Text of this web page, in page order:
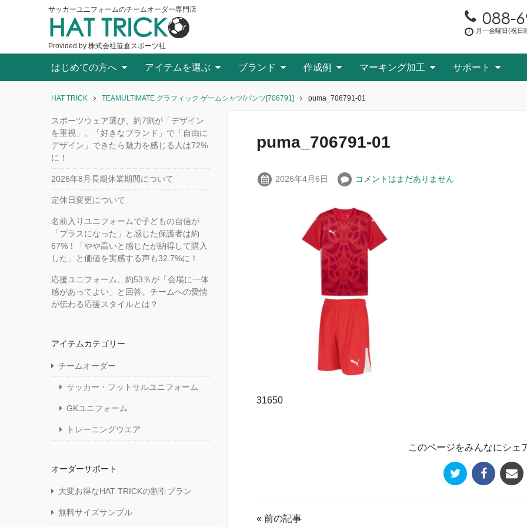
サッカーユニフォームのチームオーダー専門店
HAT TRICK
Provided by 株式会社笹倉スポーツ社
088-
月―金曜日(祝日
はじめての方へ アイテムを選ぶ ブランド 作成例 マーキング加工 サポート
HAT TRICK TEAMULTIMATE グラフィック ゲームシャツ/パンツ[706791] puma_706791-01
puma_706791-01
2026年4月6日 コメントはまだありません
31650
このページをみんなにシェ
« 前の記事
スポーツウェア選び、約7割が「デザイン
を重視」。「好きなブランド」で「自由に
デザイン」できたら魅力を感じる人は72%
に！
2026年8月長期休業期間について
定休日変更について
名前入りユニフォームで子どもの自信が
「プラスになった」と感じた保護者は約
67%！「やや高いと感じたが納得して購入
した」と価値を実感する声も32.7%に！
応援ユニフォーム、約53％が「会場に一体
感があってよい」と回答。チームへの愛情
が伝わる応援スタイルとは？
アイテムカテゴリー
チームオーダー
サッカー・フットサルユニフォーム
GKユニフォーム
トレーニングウエア
オーダーサポート
大変お得なHAT TRICKの割引プラン
無料サイズサンプル